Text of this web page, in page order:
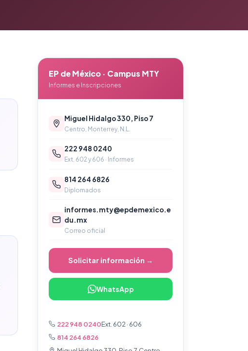
EP de México · Campus MTY
Informes e Inscripciones
Miguel Hidalgo 330, Piso 7
Centro, Monterrey, N.L.
222 948 0240
Ext. 602 y 606 · Informes
814 264 6826
Diplomados
informes.mty@epdemexico.e
du.mx
Correo oficial
Solicitar información →
WhatsApp
222 948 0240Ext. 602 · 606
814 264 6826